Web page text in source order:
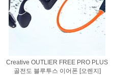
Creative OUTLIER FREE PRO PLUS
골전도 블루투스 이어폰 [오렌지]